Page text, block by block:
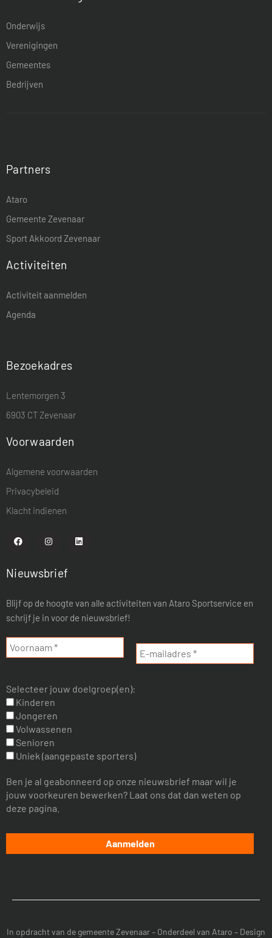
Onderwijs
Verenigingen
Gemeentes
Bedrijven
Partners
Ataro
Gemeente Zevenaar
Sport Akkoord Zevenaar
Activiteiten
Activiteit aanmelden
Agenda
Bezoekadres
Lentemorgen 3
6903 CT Zevenaar
Voorwaarden
Algemene voorwaarden
Privacybeleid
Klacht indienen
Nieuwsbrief
Blijf op de hoogte van alle activiteiten van Ataro Sportservice en
schrijf je in voor de nieuwsbrief!
Selecteer jouw doelgroep(en):
Kinderen
Jongeren
Volwassenen
Senioren
Uniek (aangepaste sporters)
Ben je al geabonneerd op onze nieuwsbrief maar wil je
jouw voorkeuren bewerken? Laat ons dat dan weten op
deze pagina.
In opdracht van de gemeente Zevenaar– Onderdeel van Ataro – Design